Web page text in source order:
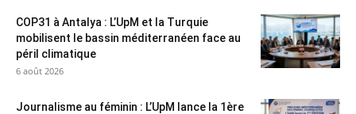
COP31 à Antalya : L’UpM et la Turquie
mobilisent le bassin méditerranéen face au
péril climatique
6 août 2026
Journalisme au féminin : L’UpM lance la 1ère